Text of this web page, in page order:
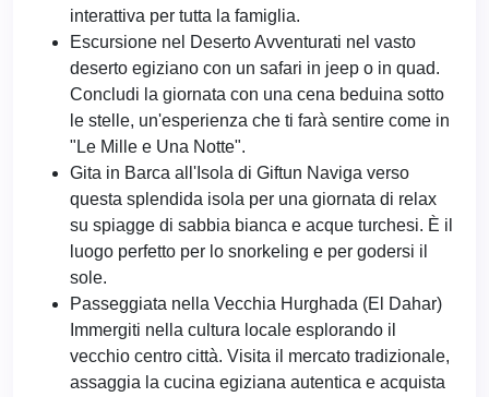
interattiva per tutta la famiglia.
Escursione nel Deserto Avventurati nel vasto
deserto egiziano con un safari in jeep o in quad.
Concludi la giornata con una cena beduina sotto
le stelle, un'esperienza che ti farà sentire come in
"Le Mille e Una Notte".
Gita in Barca all'Isola di Giftun Naviga verso
questa splendida isola per una giornata di relax
su spiagge di sabbia bianca e acque turchesi. È il
luogo perfetto per lo snorkeling e per godersi il
sole.
Passeggiata nella Vecchia Hurghada (El Dahar)
Immergiti nella cultura locale esplorando il
vecchio centro città. Visita il mercato tradizionale,
assaggia la cucina egiziana autentica e acquista